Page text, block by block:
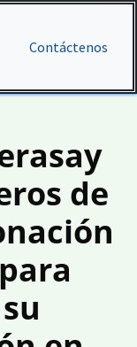
Contáctenos
de